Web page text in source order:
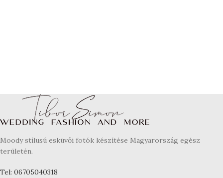
Moody stílusú esküvői fotók készítése Magyarország egész
területén.
Tel: 06705040318